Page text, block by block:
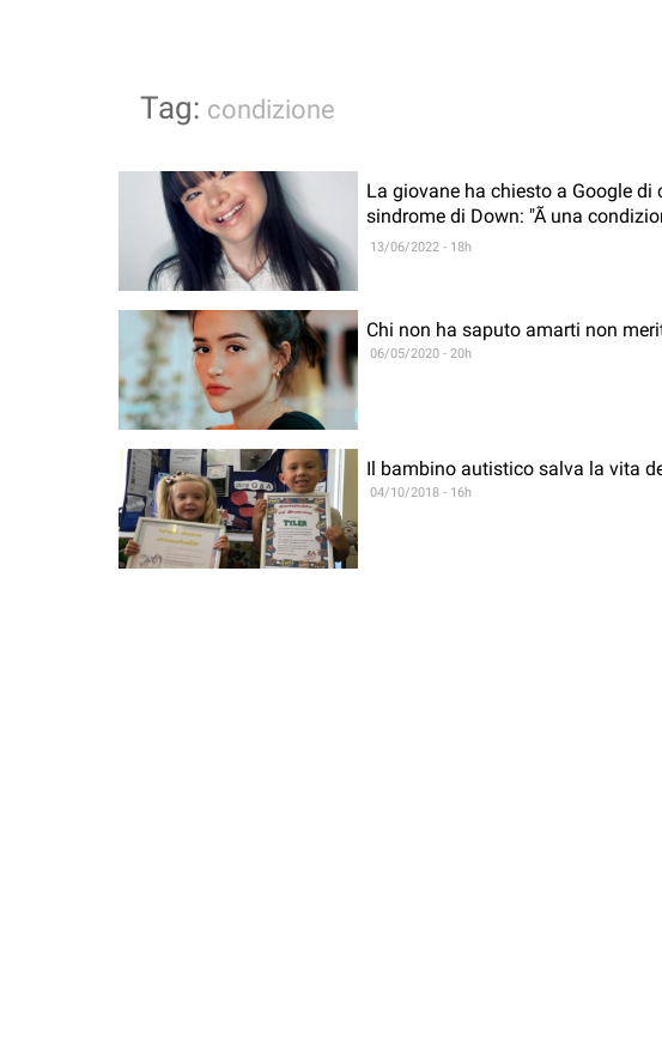
Tag: condizione
La giovane ha chiesto a Google
sindrome di Down: "Ã una
13/06/2022 - 18h
Chi non ha saputo amarti non
06/05/2020 - 20h
Il bambino autistico salva la vita
04/10/2018 - 16h